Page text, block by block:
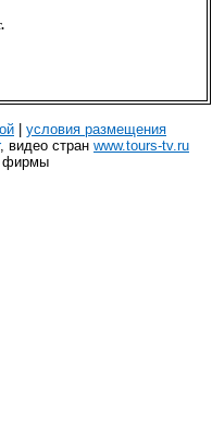
условия размещения
, видео стран www.tours-tv.ru
фирмы